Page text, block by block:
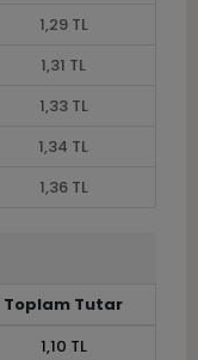
1,29 TL
1,31 TL
1,33 TL
1,34 TL
1,36 TL
Toplam Tutar
1,10 TL